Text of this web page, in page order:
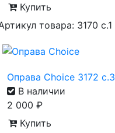
Купить
товара: 3170 с.1
Оправа Choice 3172 с.3
В наличии
2 000 ₽
Купить